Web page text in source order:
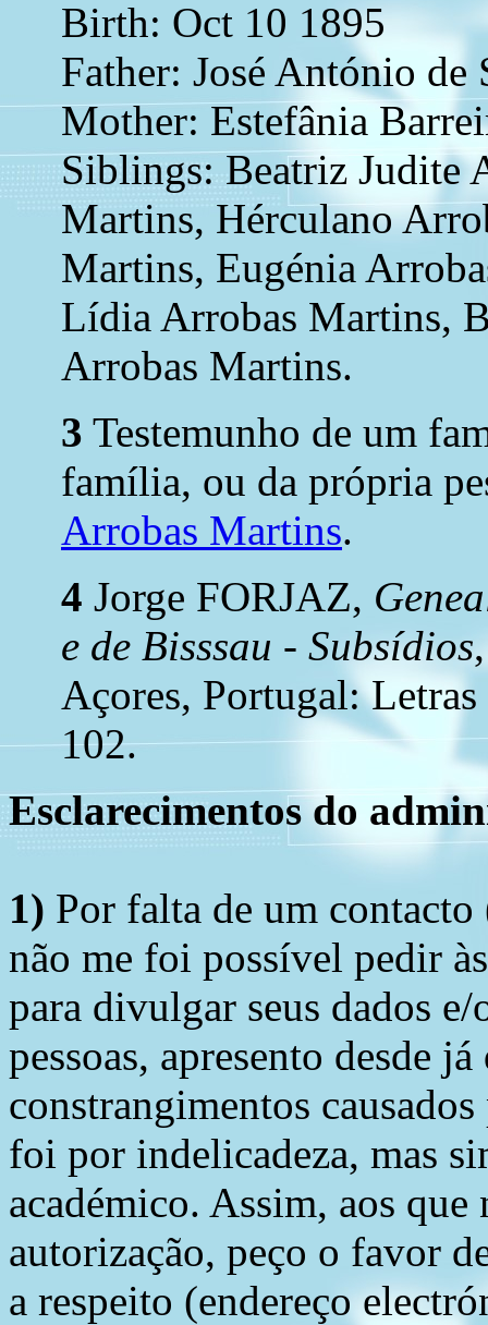
Birth: Oct 10 1895
Father: José António de
Mother: Estefânia
Siblings: Beatriz Judite
Martins, Hérculano
Martins, Eugénia
Lídia Arrobas Martins,
Arrobas Martins.
3 Testemunho de um
família, ou da própria
Arrobas Martins.
4 Jorge FORJAZ,
e de Bisssau - Subsídios
Açores, Portugal:
102.
Esclarecimentos do
1) Por falta de um
não me foi possível pedir
para divulgar seus dados
pessoas, apresento desde
constrangimentos
foi por indelicadeza, mas
académico. Assim, aos
autorização, peço o favor
a respeito (endereço